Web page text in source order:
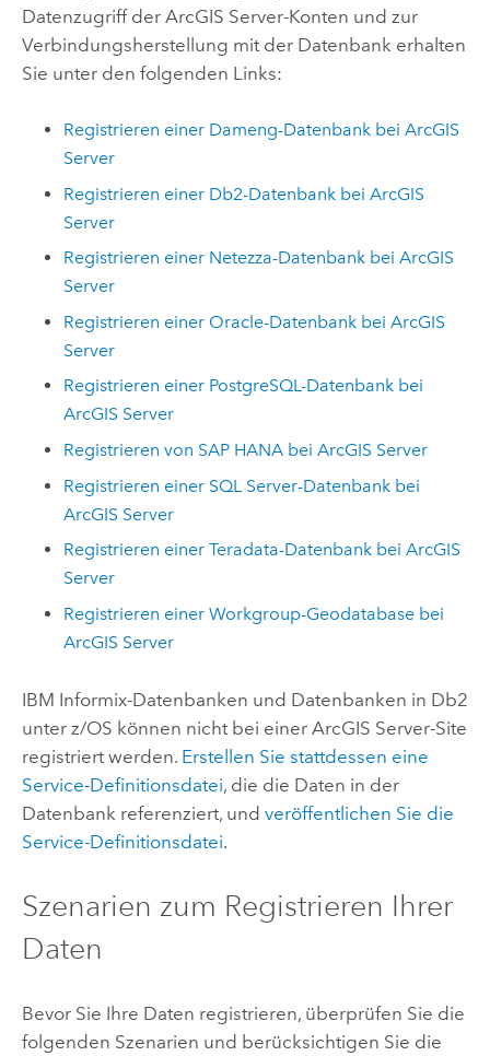
Datenzugriff der ArcGIS Server-Konten und zur
Verbindungsherstellung mit der Datenbank erhalten
Sie unter den folgenden Links:
Registrieren einer Dameng-Datenbank beiArcGIS
Server
Registrieren einer Db2-Datenbank beiArcGIS
Server
Registrieren einer Netezza-Datenbank beiArcGIS
Server
Registrieren einer Oracle-Datenbank beiArcGIS
Server
Registrieren einer PostgreSQL-Datenbank bei
ArcGIS Server
Registrieren von SAP HANA beiArcGIS Server
Registrieren einer SQL Server-Datenbank bei
ArcGIS Server
Registrieren einerTeradata-Datenbank beiArcGIS
Server
Registrieren einer Workgroup-Geodatabase bei
ArcGIS Server
IBM Informix-Datenbanken und Datenbanken in Db2
unter z/OS können nicht bei einer ArcGIS Server-Site
registriert werden. Erstellen Sie stattdessen eine
Service-Definitionsdatei, die die Daten in der
Datenbank referenziert, und veröffentlichen Sie die
Service-Definitionsdatei.
Szenarien zum Registrieren Ihrer
Daten
Bevor Sie Ihre Daten registrieren, überprüfen Sie die
folgenden Szenarien und berücksichtigen Sie die